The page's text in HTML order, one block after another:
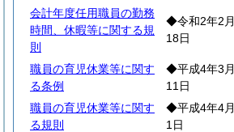
会計年度任用職員の勤務
時間、休暇等に関する規
則
◆令和2年2月
18日
職員の育児休業等に関す
る条例
◆平成4年3月
11日
職員の育児休業等に関す
る規則
◆平成4年4月
1日